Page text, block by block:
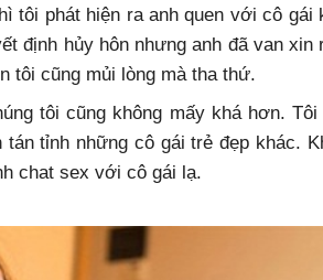
tôi phát hiện ra anh quen với cô gái
định hủy hôn nhưng anh đã van
tôi cũng mủi lòng mà tha thứ.
tôi cũng không mấy khá hơn.
tỉnh những cô gái trẻ đẹp khác.
chat sex với cô gái lạ.